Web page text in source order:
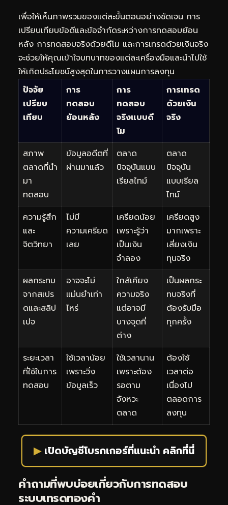
เพื่อให้เห็นภาพรวมของแต่ละขั้นตอนอย่างชัดเจน การ
เปรียบเทียบข้อดีและข้อจำกัดระหว่างการทดสอบย้อน
หลัง การทดสอบจริงด้วยดีโม และการเทรดด้วยเงินจริง
จะช่วยให้คุณเข้าใจบทบาทของแต่ละเครื่องมือและนำไปใช้
ให้เกิดประโยชน์สูงสุดในการวางแผนการลงทุน
ปัจจัย
เปรียบ
เทียบ
การ
ทดสอบ
ย้อนหลัง
การ
ทดสอบ
จริงแบบดี
โม
การเทรด
ด้วยเงิน
จริง
สภาพ
ตลาดที่นำ
มา
ทดสอบ
ข้อมูลอดีตที่
ผ่านมาแล้ว
ตลาด
ปัจจุบันแบบ
เรียลไทม์
ตลาด
ปัจจุบัน
แบบเรียล
ไทม์
ความรู้สึก
และ
จิตวิทยา
ไม่มี
ความเครียด
เลย
เครียดน้อย
เพราะรู้ว่า
เป็นเงิน
จำลอง
เครียดสูง
มากเพราะ
เสี่ยงเงิน
ทุนจริง
ผลกระทบ
จากสเปร
ดและสลิป
เปจ
อาจจะไม่
แม่นยำเท่า
ไหร่
ใกล้เคียง
ความจริง
แต่อาจมี
บางจุดที่
ต่าง
เป็นผลกระ
ทบจริงที่
ต้องรับมือ
ทุกครั้ง
ระยะเวลา
ที่ใช้ในการ
ทดสอบ
ใช้เวลาน้อย
เพราะวิ่ง
ข้อมูลเร็ว
ใช้เวลานาน
เพราะต้อง
รอตาม
จังหวะ
ตลาด
ต้องใช้
เวลาต่อ
เนื่องไป
ตลอดการ
ลงทุน
▶เปิดบัญชีโบรกเกอร์ที่แนะนำ คลิกที่นี่
คำถามที่พบบ่อยเกี่ยวกับการทดสอบ
ระบบเทรดทองคำ